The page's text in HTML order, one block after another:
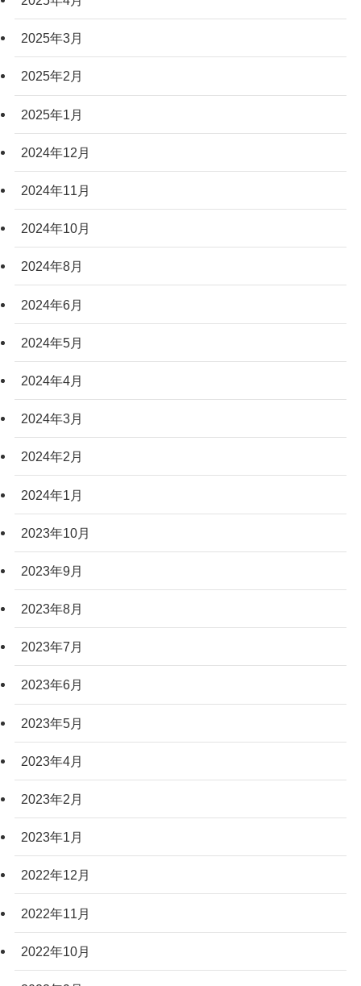
2025年3月
2025年2月
2025年1月
2024年12月
2024年11月
2024年10月
2024年8月
2024年6月
2024年5月
2024年4月
2024年3月
2024年2月
2024年1月
2023年10月
2023年9月
2023年8月
2023年7月
2023年6月
2023年5月
2023年4月
2023年2月
2023年1月
2022年12月
2022年11月
2022年10月